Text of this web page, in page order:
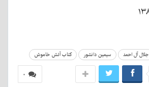
جلال آل احمد سیمین دانشور کتاب آتش خاموش
۰